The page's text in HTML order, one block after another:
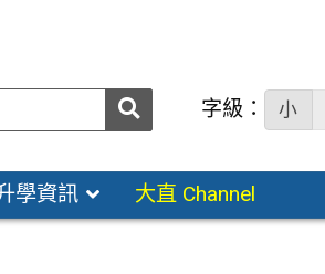
送出 字級： 小
學資訊 大直 Channel